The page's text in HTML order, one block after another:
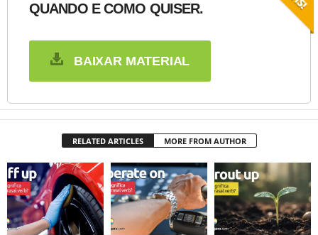
QUANDO E COMO QUISER.
BAIXAR MATERIAL
RELATED ARTICLES MORE FROM AUTHOR